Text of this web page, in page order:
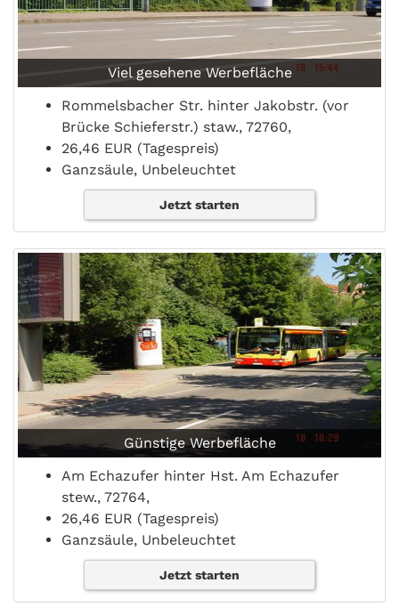
Viel gesehene Werbefläche
Rommelsbacher Str. hinter Jakobstr. (vor
Brücke Schieferstr.) staw., 72760,
26,46 EUR (Tagespreis)
Ganzsäule, Unbeleuchtet
Jetzt starten
Günstige Werbefläche
Am Echazufer hinter Hst. Am Echazufer
stew., 72764,
26,46 EUR (Tagespreis)
Ganzsäule, Unbeleuchtet
Jetzt starten